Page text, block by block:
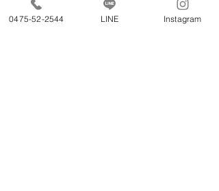
コメント
0475-52-2544 LINE Instagram